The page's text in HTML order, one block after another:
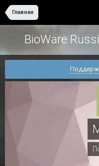
Главная
BioWare